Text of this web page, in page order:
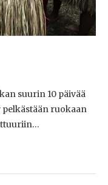
suurin 10 päivää
pelkästään ruokaan